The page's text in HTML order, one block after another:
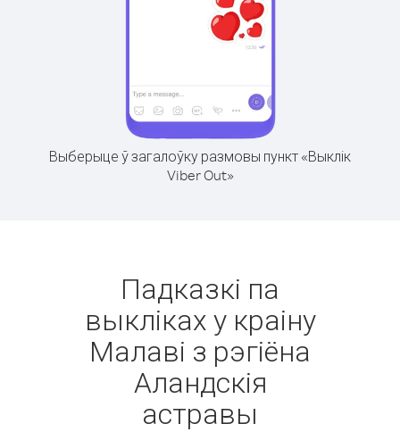
Выберыце ў загалоўку размовы пункт «Выклік
Viber Out»
Падказкі па
выкліках у краіну
Малаві з рэгіёна
Аландскія
астравы